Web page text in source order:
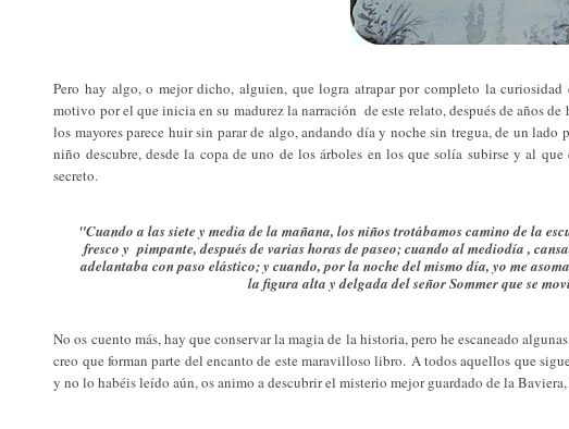
Pero hay algo, o mejor dicho, alguien, que logra atrapar por completo la
motivo por el que inicia en su madurez la narración de este relato, después de años
los mayores parece huir sin parar de algo, andando día y noche sin tregua, de un lado
niño descubre, desde la copa de uno de los árboles en los que solía subirse y al
secreto.
"Cuando a las siete y media de la mañana, los niños trotábamos camino de la
fresco y pimpante, después de varias horas de paseo; cuando al mediodía ,
adelantaba con paso elástico; y cuando, por la noche del mismo día, yo me
la figura alta y delgada del señor Sommer que se
No os cuento más, hay que conservar la magia de la historia, pero he escaneado
creo que forman parte del encanto de este maravilloso libro. A todos aquellos que
y no lo habéis leído aún, os animo a descubrir el misterio mejor guardado de la